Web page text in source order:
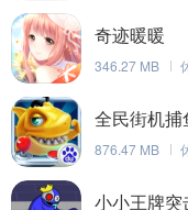
奇迹暖暖
346.27 MB
全民街机
杀)
876.47 MB
小小王牌突